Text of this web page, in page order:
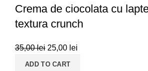
Crema de ciocolata cu
textura crunch
35,00lei 25,00 lei
ADD TO CART